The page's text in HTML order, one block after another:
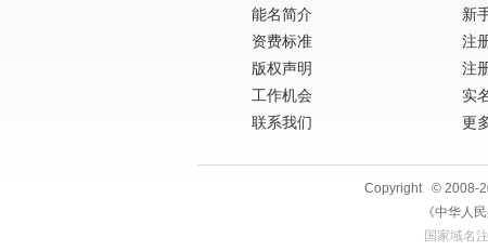
能名简介
资费标准
版权声明
工作机会
联系我们
新
注
注
实
更
Copyright © 2008-
《中华人
国家域名